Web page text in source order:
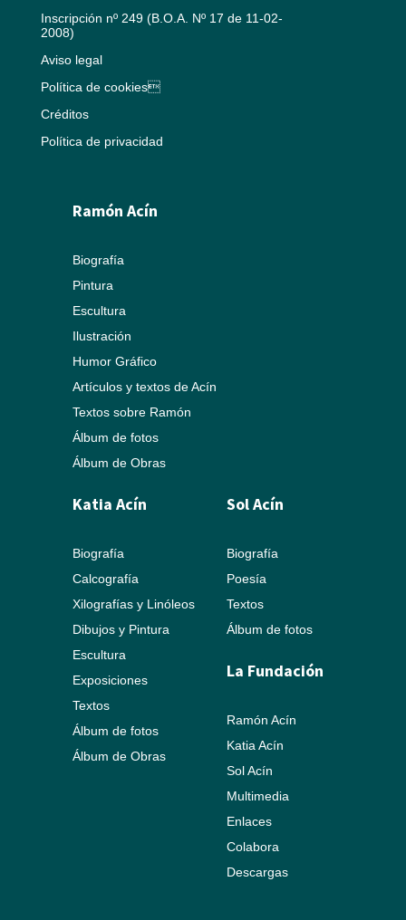
Inscripción nº 249 (B.O.A. Nº 17 de 11-02-
2008)
Aviso legal
Política de cookies
Créditos
Política de privacidad
Ramón Acín
Biografía
Pintura
Escultura
Ilustración
Humor Gráfico
Artículos y textos de Acín
Textos sobre Ramón
Álbum de fotos
Álbum de Obras
Katia Acín
Biografía
Calcografía
Xilografías y Linóleos
Dibujos y Pintura
Escultura
Exposiciones
Textos
Álbum de fotos
Álbum de Obras
Sol Acín
Biografía
Poesía
Textos
Álbum de fotos
La Fundación
Ramón Acín
Katia Acín
Sol Acín
Multimedia
Enlaces
Colabora
Descargas